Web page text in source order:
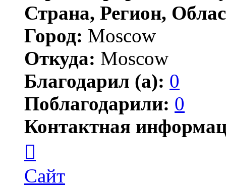
Страна, Регион,
Город: Moscow
Откуда: Moscow
Благодарил (а): 0
Поблагодарили: 0
Контактная
пользователя
plastauto
Сайт